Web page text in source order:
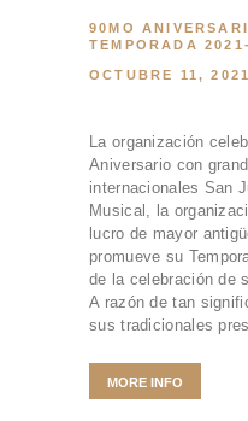
90MO
TEMPORADA
OCTUBRE 11, 2021
La organización
Aniversario con
internacionales San
Musical, la
lucro de mayor
promueve su
de la celebración de
A razón de tan
sus tradicionales
MORE INFO